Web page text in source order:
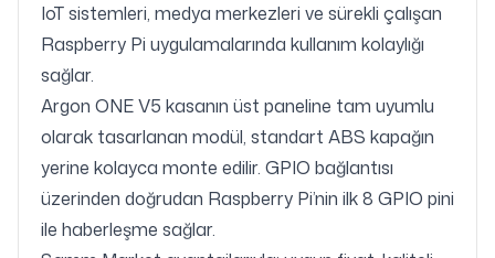
IoT sistemleri, medya merkezleri ve sürekli çalışan
Raspberry Pi uygulamalarında kullanım kolaylığı
sağlar.
Argon ONE V5 kasanın üst paneline tam uyumlu
olarak tasarlanan modül, standart ABS kapağın
yerine kolayca monte edilir. GPIO bağlantısı
üzerinden doğrudan Raspberry Pi’nin ilk 8 GPIO pini
ile haberleşme sağlar.